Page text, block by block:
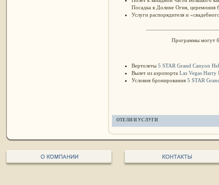
Посадка в Долине Огня, церемония
Услуги распорядителя и
Программы могут
Вертолеты 5 STAR Grand Canyon
Вылет из аэропорта Las Vegas
Условия бронирования 5 STAR
ОТЕЛИ И УСЛУГИ